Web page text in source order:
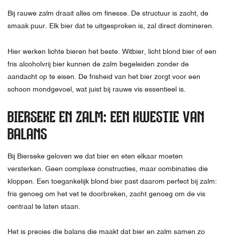
Bij rauwe zalm draait alles om finesse. De structuur is zacht, de
smaak puur. Elk bier dat te uitgesproken is, zal direct domineren.
Hier werken lichte bieren het beste. Witbier, licht blond bier of een
fris alcoholvrij bier kunnen de zalm begeleiden zonder de
aandacht op te eisen. De frisheid van het bier zorgt voor een
schoon mondgevoel, wat juist bij rauwe vis essentieel is.
BIERSEKE EN ZALM: EEN KWESTIE VAN
BALANS
Bij Bierseke geloven we dat bier en eten elkaar moeten
versterken. Geen complexe constructies, maar combinaties die
kloppen. Een toegankelijk blond bier past daarom perfect bij zalm:
fris genoeg om het vet te doorbreken, zacht genoeg om de vis
centraal te laten staan.
Het is precies die balans die maakt dat bier en zalm samen zo